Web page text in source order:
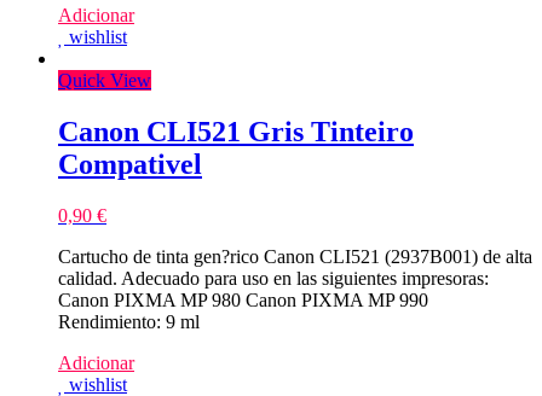
Azul
Tinteiro
Adicionar
wishlist
Quick View
Canon CLI521 Gris Tinteiro
Compativel
0,90 €
Cartucho de tinta gen?rico Canon CLI521 (2937B001) de alta
calidad. Adecuado para uso en las siguientes impresoras:
Canon PIXMA MP 980 Canon PIXMA MP 990
Rendimiento: 9 ml
Adicionar
wishlist